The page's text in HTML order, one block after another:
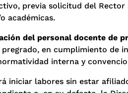
previa solicitud del
académicas.
del personal docente de
en cumplimiento de
interna y
iniciar labores sin estar